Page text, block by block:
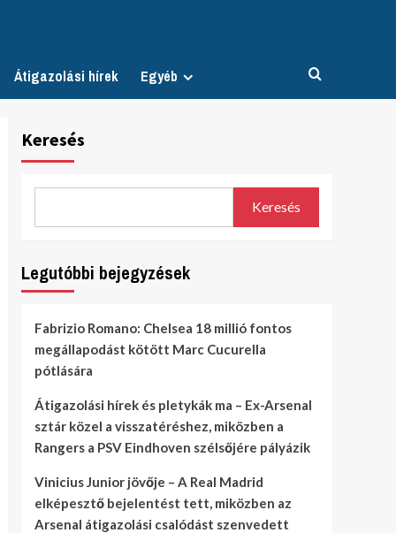
Átigazolási hírek Egyéb
Keresés
Keresés
Legutóbbi bejegyzések
Fabrizio Romano: Chelsea 18 millió fontos
megállapodást kötött Marc Cucurella
pótlására
Átigazolási hírek és pletykák ma – Ex-Arsenal
sztár közel a visszatéréshez, miközben a
Rangers a PSV Eindhoven szélsőjére pályázik
Vinicius Junior jövője – A Real Madrid
elképesztő bejelentést tett, miközben az
Arsenal átigazolási csalódást szenvedett